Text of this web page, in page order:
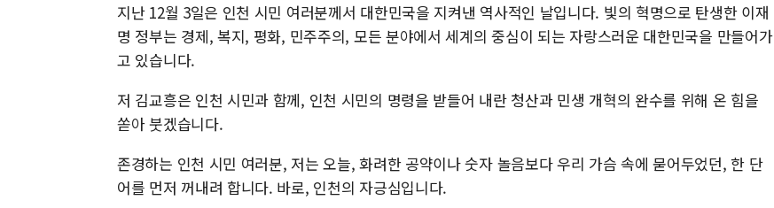
지난 12월 3일은 인천 시민 여러분께서 대한민국을 지켜낸 역사적인 날입니다. 빛의 혁명으로 탄생한 이재
명 정부는 경제, 복지, 평화, 민주주의, 모든 분야에서 세계의 중심이 되는 자랑스러운 대한민국을 만들어가
고 있습니다.
저 김교흥은 인천 시민과 함께, 인천 시민의 명령을 받들어 내란 청산과 민생 개혁의 완수를 위해 온 힘을
쏟아 붓겠습니다.
존경하는 인천 시민 여러분, 저는 오늘, 화려한 공약이나 숫자 놀음보다 우리 가슴 속에 묻어두었던, 한 단
어를 먼저 꺼내려 합니다. 바로, 인천의 자긍심입니다.